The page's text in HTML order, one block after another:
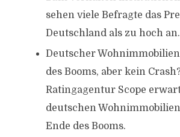
sehen viele Befragte das
Deutschland als zu hoch an.
Deutscher
des Booms, aber kein
Ratingagentur Scope
deutschen
Ende des Booms.